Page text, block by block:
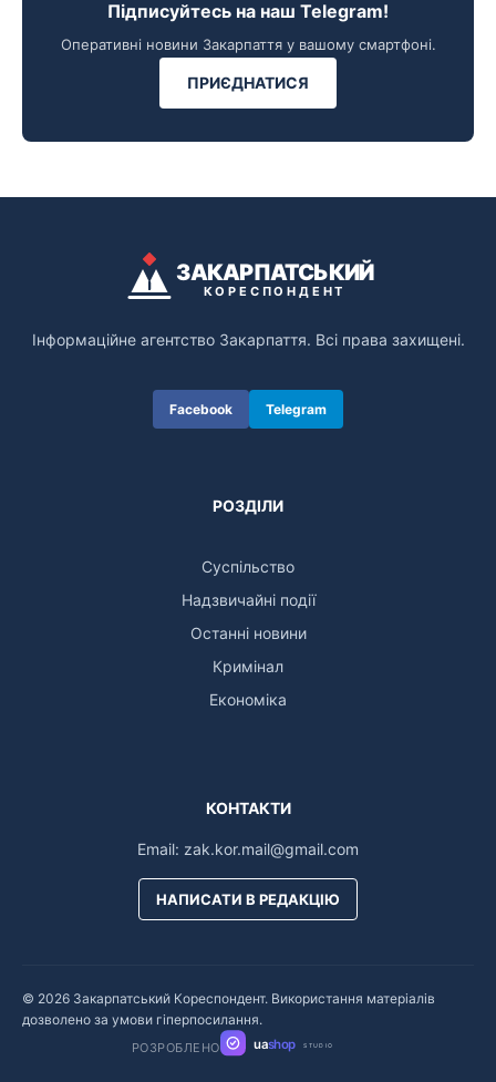
Підписуйтесь на наш Telegram!
Оперативні новини Закарпаття у вашому смартфоні.
ПРИЄДНАТИСЯ
ЗАКАРПАТСЬКИЙ
КОРЕСПОНДЕНТ
Інформаційне агентство Закарпаття. Всі права захищені.
Facebook Telegram
РОЗДІЛИ
Суспільство
Надзвичайні події
Останні новини
Кримінал
Економіка
КОНТАКТИ
Email: zak.kor.mail@gmail.com
НАПИСАТИ В РЕДАКЦІЮ
© 2026 Закарпатський Кореспондент. Використання матеріалів
дозволено за умови гіперпосилання.
РОЗРОБЛЕНО uashop STUDIO